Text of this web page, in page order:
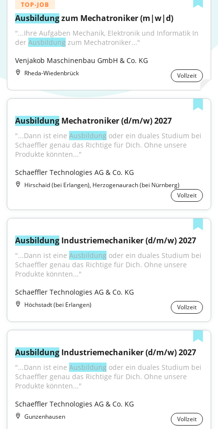
TOP-JOB
Ausbildung zum Mechatroniker (m|w|d)
"...Ihre Aufgaben Mechanik, Elektronik und Informatik In
der Ausbildung zum Mechatroniker..."
Venjakob Maschinenbau GmbH & Co. KG
Rheda-Wiedenbrück Vollzeit
Ausbildung Mechatroniker (d/m/w) 2027
"...Dann ist eine Ausbildung oder ein duales Studium bei
Schaeffler genau das Richtige für Dich. Ohne unsere
Produkte könnten..."
Schaeffler Technologies AG & Co. KG
Hirschaid (bei Erlangen), Herzogenaurach (bei Nürnberg)
Vollzeit
Ausbildung Industriemechaniker (d/m/w) 2027
"...Dann ist eine Ausbildung oder ein duales Studium bei
Schaeffler genau das Richtige für Dich. Ohne unsere
Produkte könnten..."
Schaeffler Technologies AG & Co. KG
Höchstadt (bei Erlangen) Vollzeit
Ausbildung Industriemechaniker (d/m/w) 2027
"...Dann ist eine Ausbildung oder ein duales Studium bei
Schaeffler genau das Richtige für Dich. Ohne unsere
Produkte könnten..."
Schaeffler Technologies AG & Co. KG
Gunzenhausen Vollzeit